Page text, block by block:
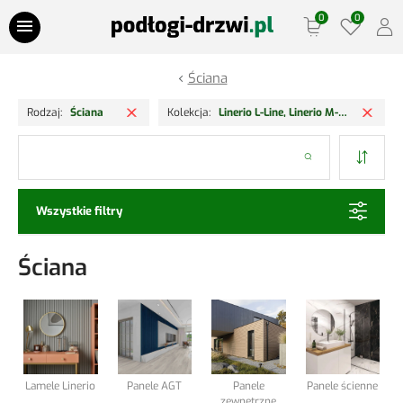
Przejdź do treści
Podłogi drewniane
Lamele Ściany
Listwy podłogowe
Ściana
Rodzaj Ściana Usuń filtr
Kolekcja Linerio L-Line, Linerio M-Line, Linerio S-Line
Wszystkie filtry
Ściana
Lamele Linerio Panele AGT
Panele
Panele ścienne